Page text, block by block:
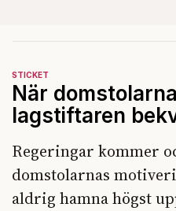
STICKET
När
lagstiftaren
Regeringar kommer
domstolarnas
aldrig hamna högst